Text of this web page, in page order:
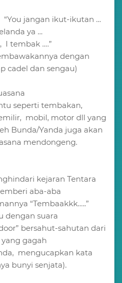
jangan ikut-ikutan …
ya …
tembak ….”
dengan
cadel dan sengau)
seperti tembakan,
mobil, motor dll yang
Yanda juga akan
mendongeng.
kejaran Tentara
aba-aba
“Tembaakkk…..”
dengan suara
bersahut-sahutan dari
gagah
mengucapkan kata
bunyi senjata).